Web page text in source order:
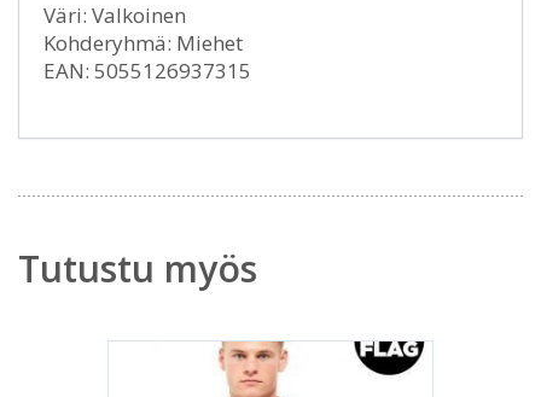
Väri: Valkoinen
Kohderyhmä: Miehet
EAN: 5055126937315
Tutustu myös